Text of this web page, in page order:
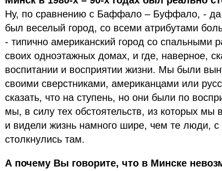
Ну, по сравнению с Баффало – Буффало, -
был веселый город, со всеми атрибутами
- типично американский город со спальными
своих одноэтажных домах, и где, наверное,
воспитании и восприятии жизни. Мы были
своими сверстниками, американцами или
сказать, что на ступень, но они были по
мы, в силу тех обстоятельств, из которых мы
и видели жизнь намного шире, чем те люди,
столкнулись там.
А почему Вы говорите, что в Минске